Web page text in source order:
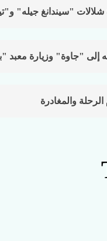
شلالات "سيندانغ جيله"
إلى "جاوة" وزيارة معبد
الرحلة والمغادرة